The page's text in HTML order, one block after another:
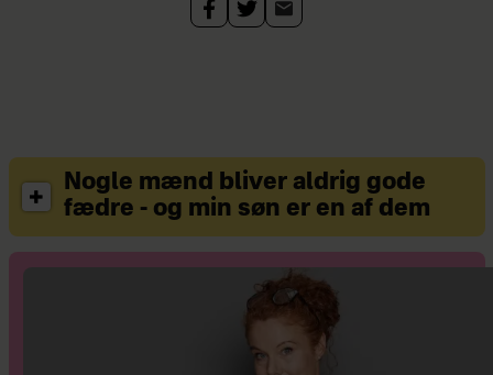
Nogle mænd bliver aldrig gode
fædre - og min søn er en af dem